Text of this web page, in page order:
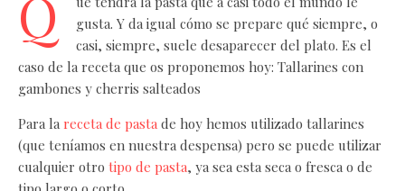
Q
gusta. Y da igual cómo se prepare qué siempre, o
casi, siempre, suele desaparecer del plato. Es el
caso de la receta que os proponemos hoy: Tallarines con
gambones y cherris salteados
Para la receta de pasta de hoy hemos utilizado tallarines
(que teníamos en nuestra despensa) pero se puede utilizar
cualquier otro tipo de pasta, ya sea esta seca o fresca o de